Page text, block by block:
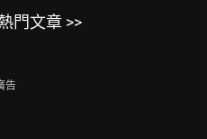
門文章 >>
告